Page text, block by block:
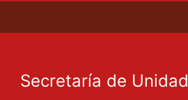
Secretaría de Unidad